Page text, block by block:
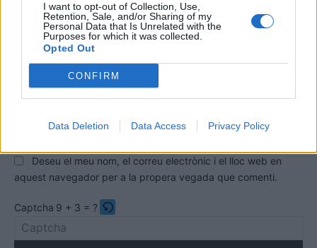
I want to opt-out of Collection, Use,
Retention, Sale, and/or Sharing of my
Personal Data that Is Unrelated with the
Purposes for which it was collected.
Opted Out
CONFIRM
Data Deletion Data Access Privacy Policy
Comentari:
Deseu el meu nom, el correu electrònic i el lloc web en
aquest navegador per a la propera vegada que comenti.
Captcha 9 + 3 = ?